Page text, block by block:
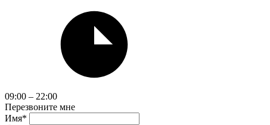
09:00 – 22:00
Перезвоните мне
Имя*